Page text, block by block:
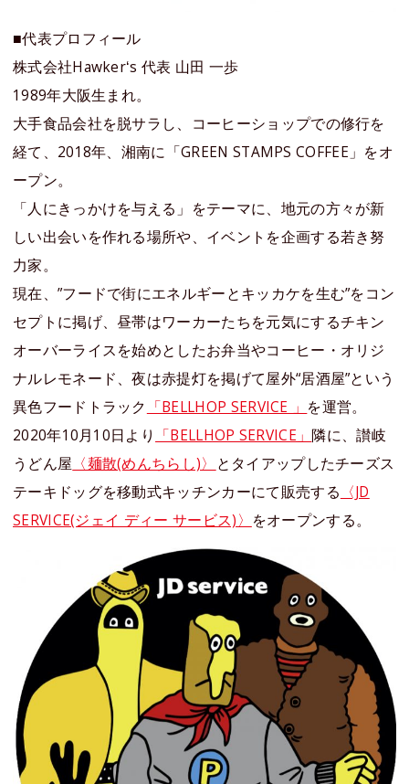
■代表プロフィール
株式会社Hawkerʻs 代表 ⼭⽥ ⼀歩
1989年⼤阪⽣まれ。
⼤⼿⾷品会社を脱サラし、コーヒーショップでの修⾏を
経て、2018年、湘南に「GREEN STAMPS COFFEE」をオ
ープン。
「⼈にきっかけを与える」をテーマに、地元の⽅々が新
しい出会いを作れる場所や、イベントを企画する若き努
⼒家。
現在、”フードで街にエネルギーとキッカケを⽣む”をコン
セプトに掲げ、昼帯はワーカーたちを元気にするチキン
オーバーライスを始めとしたお弁当やコーヒー・オリジ
ナルレモネード、夜は⾚提灯を掲げて屋外“居酒屋”という
異⾊フードトラック 「BELLHOP SERVICE 」 を運営。
2020年10⽉10⽇より 「BELLHOP SERVICE」隣に、讃岐
うどん屋 〈麺散(めんちらし)〉 とタイアップしたチーズス
テーキドッグを移動式キッチンカーにて販売する 〈JD
SERVICE(ジェイ ディー サービス)〉 をオープンする。